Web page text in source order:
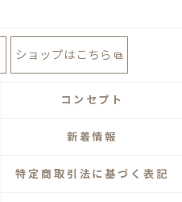
ショップはこちら
コンセプト
新着情報
特定商取引法に基づく表記